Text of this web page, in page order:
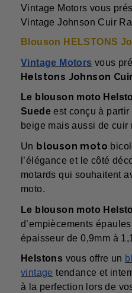
Vintage Motors vous
Vintage Johnson Cuir
Blouson HELSTONS
Vintage Motors vous
Helstons Johnson
Le blouson moto
Suedeest conçu à
beige mais aussi de cuir
Un blouson moto
l’élégance et le côté
motards qui souhaitent
moto.
Le blouson moto
d’empiècements
épaisseur de 0,9mm à
Helstons vous offre un
vintage tendance et
à la perfection lors de